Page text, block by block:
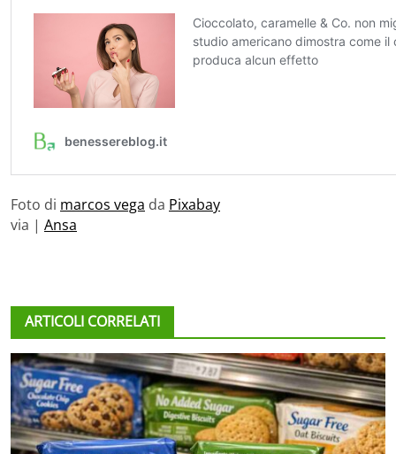
Foto di marcos vega da Pixabay
via | Ansa
ARTICOLI CORRELATI